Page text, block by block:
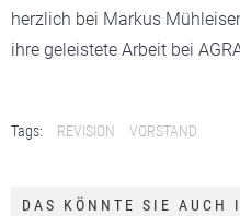
herzlich bei Markus
ihre geleistete Arbeit bei
Tags: REVISION VORSTAND
DAS KÖNNTE SIE AUCH